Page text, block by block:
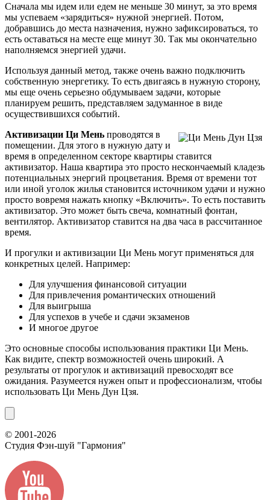
Сначала мы идем или едем не меньше 30 минут, за это время
мы успеваем «зарядиться» нужной энергией. Потом,
добравшись до места назначения, нужно зафиксироваться, то
есть оставаться на месте еще минут 30. Так мы окончательно
наполняемся энергией удачи.
Используя данный метод, также очень важно подключить
собственную энергетику. То есть двигаясь в нужную сторону,
мы еще очень серьезно обдумываем задачи, которые
планируем решить, представляем задуманное в виде
осуществившихся событий.
Активизации Ци Мень проводятся в
помещении. Для этого в нужную дату и
время в определенном секторе квартиры ставится
активизатор. Наша квартира это просто нескончаемый кладезь
потенциальных энергий процветания. Время от времени тот
или иной уголок жилья становится источником удачи и нужно
просто вовремя нажать кнопку «Включить». То есть поставить
активизатор. Это может быть свеча, комнатный фонтан,
вентилятор. Активизатор ставится на два часа в рассчитанное
время.
И прогулки и активизации Ци Мень могут применяться для
конкретных целей. Например:
Для улучшения финансовой ситуации
Для привлечения романтических отношений
Для выигрыша
Для успехов в учебе и сдачи экзаменов
И многое другое
Это основные способы использования практики Ци Мень.
Как видите, спектр возможностей очень широкий. А
результаты от прогулок и активизаций превосходят все
ожидания. Разумеется нужен опыт и профессионализм, чтобы
использовать Ци Мень Дун Цзя.
© 2001-2026
Студия Фэн-шуй "Гармония"